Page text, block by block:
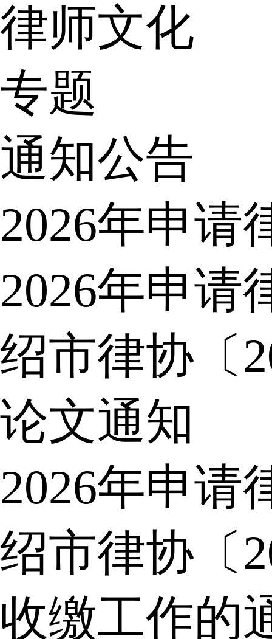
律师文化
专题
通知公告
2026年申请
2026年申请
绍市律协〔
论文通知
2026年申请
绍市律协〔
收缴工作的